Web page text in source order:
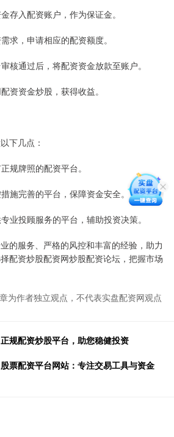
存入配资账户，作为保证金。
求，申请相应的配资额度。
核通过后，将配资资金放款至账户。
资资金炒股，获得收益。
下几点：
规牌照的配资平台。
施完善的平台，保障资金安全。
业投顾服务的平台，辅助投资决策。
的服务、严格的风控和丰富的经验，助力
配资炒股配资网炒股配资论坛，把握市场
为作者独立观点，不代表实盘配资网观点
规配资炒股平台，助您稳健投资
票配资平台网站：专注交易工具与资金